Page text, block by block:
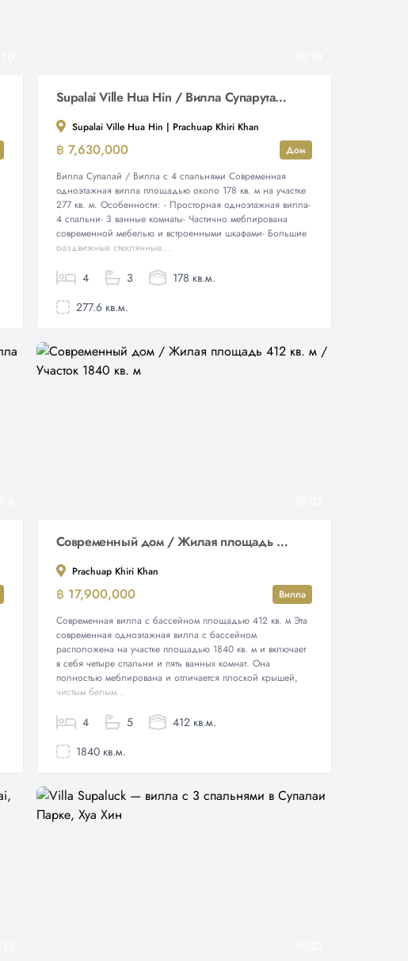
Supalai Ville Hua Hin / Вилла Супарутай с 4 спальнями
Supalai Ville Hua Hin | Prachuap Khiri Khan
฿ 7,630,000
Дом
Вилла Супалай / Вилла с 4 спальнями Современная
одноэтажная вилла площадью около 178 кв. м на участке
277 кв. м. Особенности: - Просторная одноэтажная вилла-
4 спальни- 3 ванные комнаты- Частично меблирована
современной мебелью и встроенными шкафами- Большие
раздвижные стеклянные...
4 3
178 кв.м.
277.6 кв.м.
Современный дом / Жилая площадь 412 кв. м / Участок 1840 кв. м
Prachuap Khiri Khan
฿ 17,900,000
Вилла
Современная вилла с бассейном площадью 412 кв. м Эта
современная одноэтажная вилла с бассейном
расположена на участке площадью 1840 кв. м и включает
в себя четыре спальни и пять ванных комнат. Она
полностью меблирована и отличается плоской крышей,
чистым белым...
4 5
412 кв.м.
1840 кв.м.